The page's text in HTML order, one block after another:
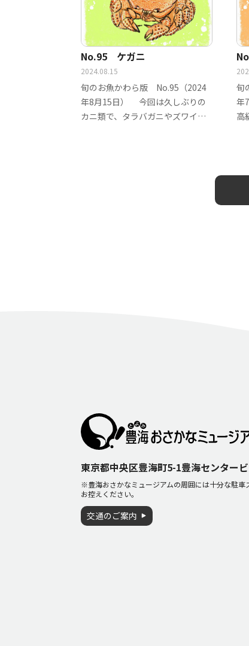
No.95 ケガニ
2024.08.15
旬のお魚かわら版 No.95（2024
年8月15日） 今回は久しぶりの
カニ類で、タラバガニやズワイガ
旬
年
高
東京都中央区豊海町5-1豊海センター
※豊海おさかなミュージアムの周囲には十分な駐車
お控えください。
交通のご案内